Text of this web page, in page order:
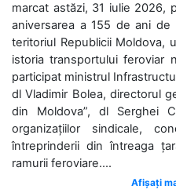
marcat astăzi, 31 iulie 2026,
aniversarea a 155 de ani
teritoriul Republicii Moldova,
istoria transportului feroviar
participat ministrul
dl Vladimir Bolea, directorul
din Moldova”, dl Serghei
organizațiilor sindicale,
întreprinderii din întreaga
ramurii feroviare....
Afișați